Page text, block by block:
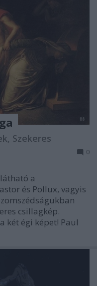
Szekeres
0
a
és Pollux, vagyis
csillagkép.
két égi képet! Paul